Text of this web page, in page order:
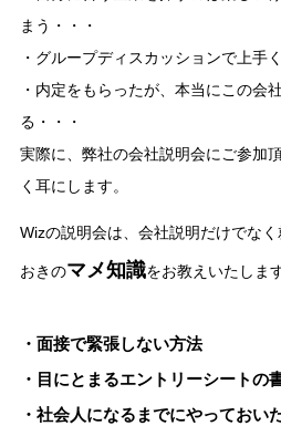
まう・・・
・グループディスカッションで上手
・内定をもらったが、本当にこの会
る・・・
実際に、弊社の会社説明会にご参加
く耳にします。
Wizの説明会は、会社説明だけでな
おきのマメ知識をお教えいたしま
・面接で緊張しない方法
・目にとまるエントリーシートの
・社会人になるまでにやってお